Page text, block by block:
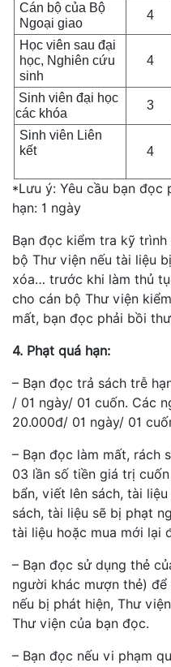
Cán bộ của Bộ
Ngoại giao
4
Học viên sau đại
học, Nghiên cứu
sinh
4
Sinh viên đại học
các khóa
3
Sinh viên Liên
kết
4
*Lưu ý: Yêu cầu bạn đọc
hạn: 1 ngày
Bạn đọc kiểm tra kỹ
bộ Thư viện nếu tài liệu
xóa… trước khi làm thủ
cho cán bộ Thư viện
mất, bạn đọc phải bồi
4. Phạt quá hạn:
– Bạn đọc trả sách trễ
/ 01 ngày/ 01 cuốn. Các
20.000đ/ 01 ngày/ 01
– Bạn đọc làm mất, rách
03 lần số tiền giá trị
bẩn, viết lên sách, tài
sách, tài liệu sẽ bị phạt
tài liệu hoặc mua mới lại
– Bạn đọc sử dụng thẻ
người khác mượn thẻ)
nếu bị phát hiện, Thư
Thư viện của bạn đọc.
– Bạn đọc nếu vi phạm